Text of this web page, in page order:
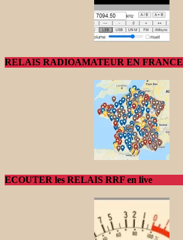
RELAIS RADIOAMATEUR EN FRANCE
ECOUTER les RELAIS RRF en live